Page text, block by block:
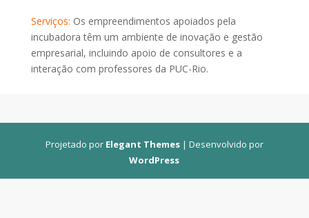
Serviços: Os empreendimentos apoiados pela
incubadora têm um ambiente de inovação e gestão
empresarial, incluindo apoio de consultores e a
interação com professores da PUC-Rio.
Projetado por Elegant Themes| Desenvolvido por
WordPress